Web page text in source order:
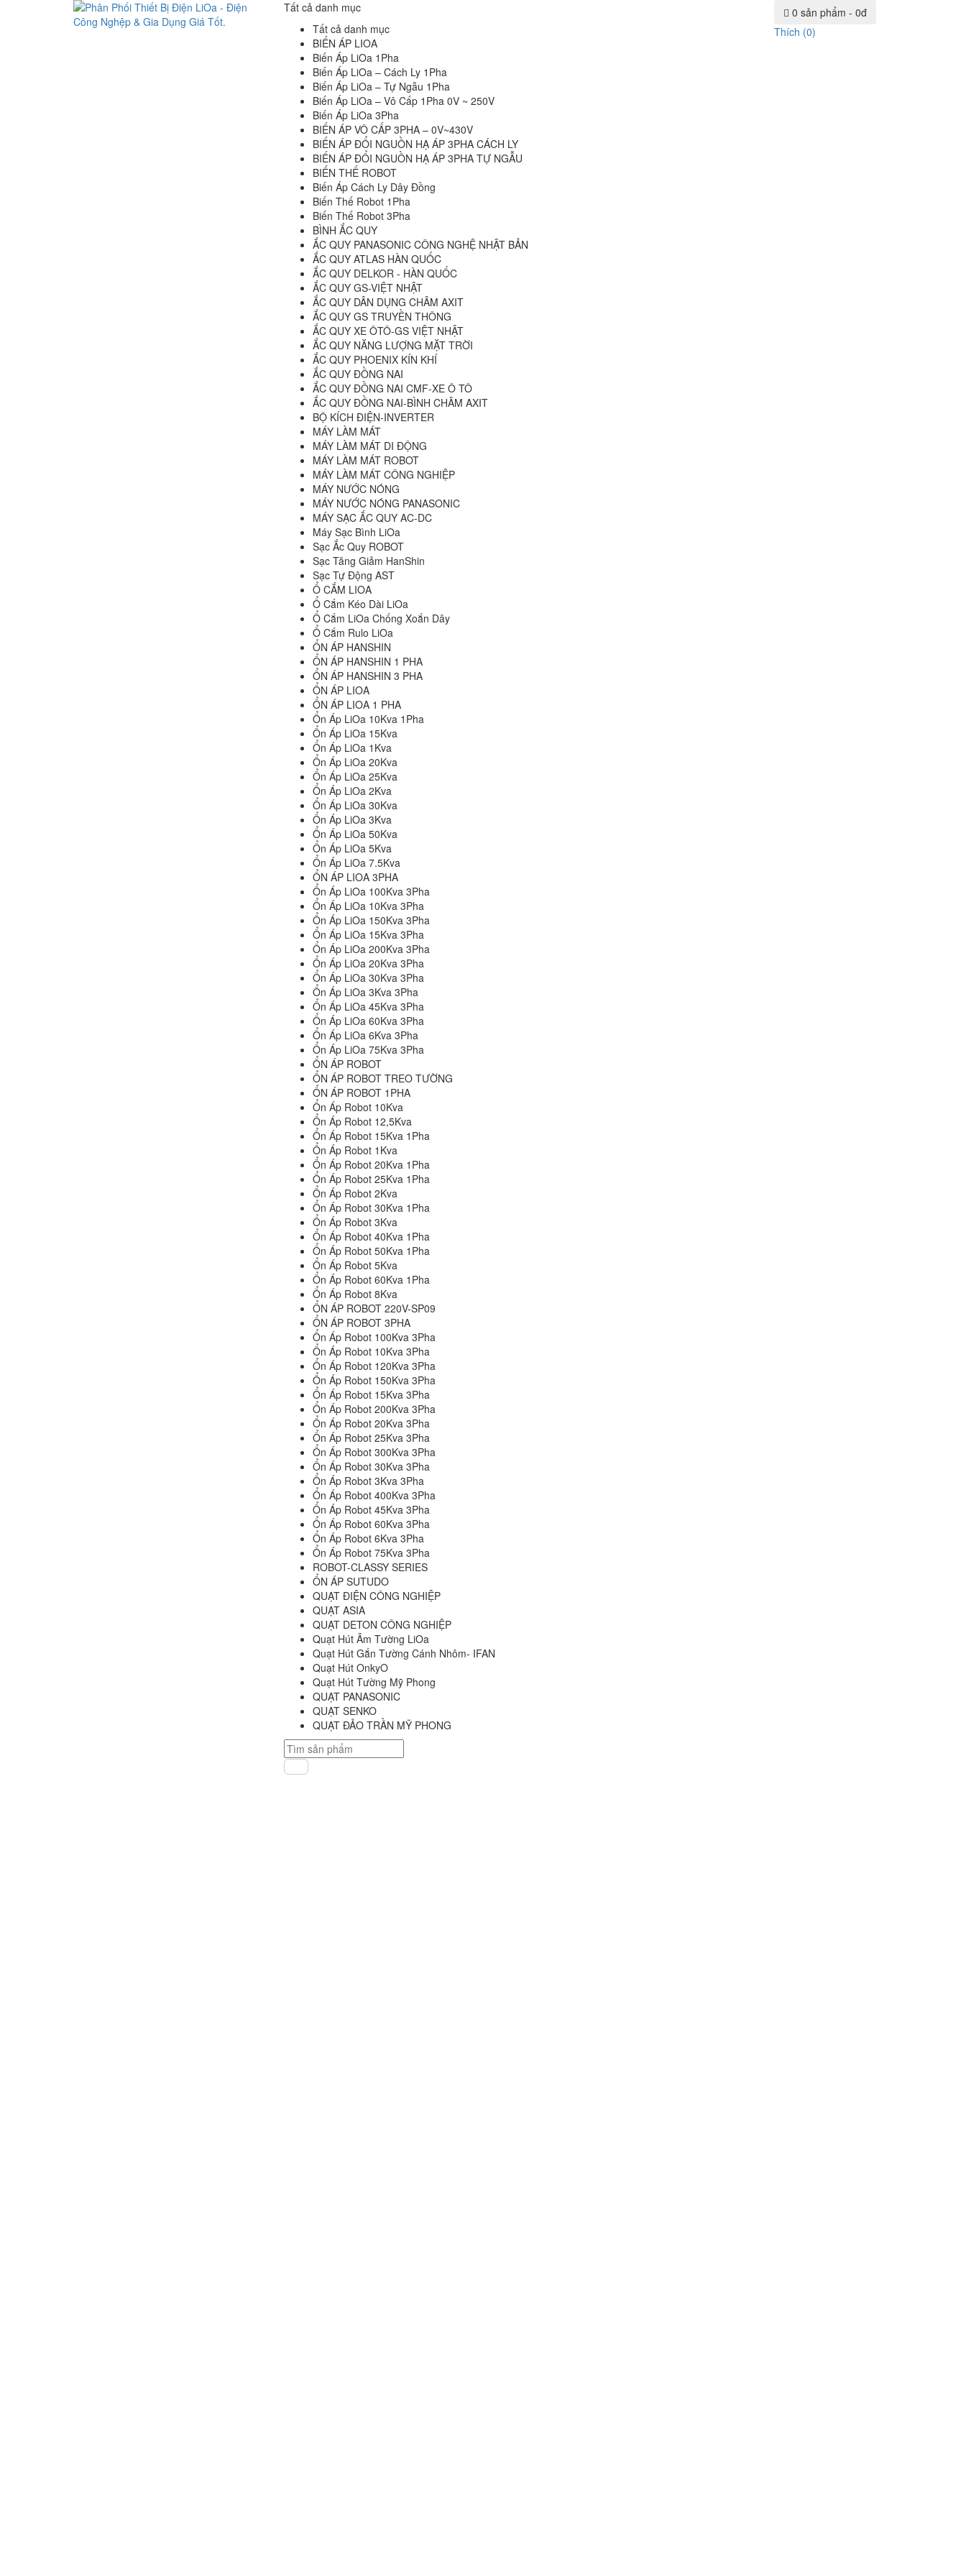
Tất cả danh mục
Tất cả danh mục
BIẾN ÁP LIOA
Biến Áp LiOa 1Pha
Biến Áp LiOa – Cách Ly 1Pha
Biến Áp LiOa – Tự Ngẫu 1Pha
Biến Áp LiOa – Vô Cấp 1Pha 0V ~ 250V
Biến Áp LiOa 3Pha
BIẾN ÁP VÔ CẤP 3PHA – 0V~430V
BIẾN ÁP ĐỔI NGUỒN HẠ ÁP 3PHA CÁCH LY
BIẾN ÁP ĐỔI NGUỒN HẠ ÁP 3PHA TỰ NGẪU
BIẾN THẾ ROBOT
Biến Áp Cách Ly Dây Đồng
Biến Thế Robot 1Pha
Biến Thế Robot 3Pha
BÌNH ẮC QUY
ẮC QUY PANASONIC CÔNG NGHỆ NHẬT BẢN
ẮC QUY ATLAS HÀN QUỐC
ẮC QUY DELKOR - HÀN QUỐC
ẮC QUY GS-VIỆT NHẬT
ẮC QUY DÂN DỤNG CHÂM AXIT
ẮC QUY GS TRUYỀN THÔNG
ẮC QUY XE ÔTÔ-GS VIỆT NHẬT
ẮC QUY NĂNG LƯỢNG MẶT TRỜI
ẮC QUY PHOENIX KÍN KHÍ
ẮC QUY ĐỒNG NAI
ẮC QUY ĐỒNG NAI CMF-XE Ô TÔ
ẮC QUY ĐỒNG NAI-BÌNH CHÂM AXIT
BỘ KÍCH ĐIỆN-INVERTER
MÁY LÀM MÁT
MÁY LÀM MÁT DI ĐỘNG
MÁY LÀM MÁT ROBOT
MÁY LÀM MÁT CÔNG NGHIỆP
MÁY NƯỚC NÓNG
MÁY NƯỚC NÓNG PANASONIC
MÁY SẠC ẮC QUY AC-DC
Máy Sạc Bình LiOa
Sạc Ắc Quy ROBOT
Sạc Tăng Giảm HanShin
Sạc Tự Động AST
Ổ CẮM LIOA
Ổ Cắm Kéo Dài LiOa
Ổ Cắm LiOa Chống Xoắn Dây
Ổ Cắm Rulo LiOa
ỔN ÁP HANSHIN
ỔN ÁP HANSHIN 1 PHA
ỔN ÁP HANSHIN 3 PHA
ỔN ÁP LIOA
ỔN ÁP LIOA 1 PHA
Ổn Áp LiOa 10Kva 1Pha
Ổn Áp LiOa 15Kva
Ổn Áp LiOa 1Kva
Ổn Áp LiOa 20Kva
Ổn Áp LiOa 25Kva
Ổn Áp LiOa 2Kva
Ổn Áp LiOa 30Kva
Ổn Áp LiOa 3Kva
Ổn Áp LiOa 50Kva
Ổn Áp LiOa 5Kva
Ổn Áp LiOa 7.5Kva
ỔN ÁP LIOA 3PHA
Ổn Áp LiOa 100Kva 3Pha
Ổn Áp LiOa 10Kva 3Pha
Ổn Áp LiOa 150Kva 3Pha
Ổn Áp LiOa 15Kva 3Pha
Ổn Áp LiOa 200Kva 3Pha
Ổn Áp LiOa 20Kva 3Pha
Ổn Áp LiOa 30Kva 3Pha
Ổn Áp LiOa 3Kva 3Pha
Ổn Áp LiOa 45Kva 3Pha
Ổn Áp LiOa 60Kva 3Pha
Ổn Áp LiOa 6Kva 3Pha
Ổn Áp LiOa 75Kva 3Pha
ỔN ÁP ROBOT
ỔN ÁP ROBOT TREO TƯỜNG
ỔN ÁP ROBOT 1PHA
Ổn Áp Robot 10Kva
Ổn Áp Robot 12,5Kva
Ổn Áp Robot 15Kva 1Pha
Ổn Áp Robot 1Kva
Ổn Áp Robot 20Kva 1Pha
Ổn Áp Robot 25Kva 1Pha
Ổn Áp Robot 2Kva
Ổn Áp Robot 30Kva 1Pha
Ổn Áp Robot 3Kva
Ổn Áp Robot 40Kva 1Pha
Ổn Áp Robot 50Kva 1Pha
Ổn Áp Robot 5Kva
Ổn Áp Robot 60Kva 1Pha
Ổn Áp Robot 8Kva
ỔN ÁP ROBOT 220V-SP09
ỔN ÁP ROBOT 3PHA
Ổn Áp Robot 100Kva 3Pha
Ổn Áp Robot 10Kva 3Pha
Ổn Áp Robot 120Kva 3Pha
Ổn Áp Robot 150Kva 3Pha
Ổn Áp Robot 15Kva 3Pha
Ổn Áp Robot 200Kva 3Pha
Ổn Áp Robot 20Kva 3Pha
Ổn Áp Robot 25Kva 3Pha
Ổn Áp Robot 300Kva 3Pha
Ổn Áp Robot 30Kva 3Pha
Ổn Áp Robot 3Kva 3Pha
Ổn Áp Robot 400Kva 3Pha
Ổn Áp Robot 45Kva 3Pha
Ổn Áp Robot 60Kva 3Pha
Ổn Áp Robot 6Kva 3Pha
Ổn Áp Robot 75Kva 3Pha
ROBOT-CLASSY SERIES
ỔN ÁP SUTUDO
QUẠT ĐIỆN CÔNG NGHIỆP
QUẠT ASIA
QUẠT DETON CÔNG NGHIỆP
Quạt Hút Âm Tường LiOa
Quạt Hút Gắn Tường Cánh Nhôm- IFAN
Quạt Hút OnkyO
Quạt Hút Tường Mỹ Phong
QUẠT PANASONIC
QUẠT SENKO
QUẠT ĐẢO TRẦN MỸ PHONG
0 sản phẩm - 0đ
Thích (0)